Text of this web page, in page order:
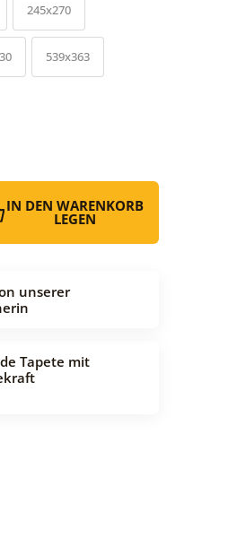
245x270
539x363
IN DEN WARENKORB
LEGEN
unserer
Tapete mit